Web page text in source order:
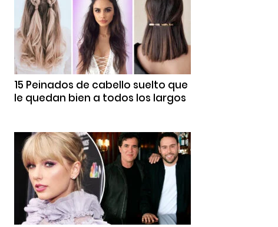
15 Peinados de cabello suelto que
le quedan bien a todos los largos